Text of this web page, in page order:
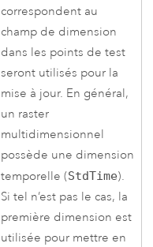
correspondent au
champ de dimension
dans les points de test
seront utilisés pour la
mise à jour. En général,
un raster
multidimensionnel
possède une dimension
temporelle (StdTime).
Si tel n’est pas le cas, la
première dimension est
utilisée pour mettre en